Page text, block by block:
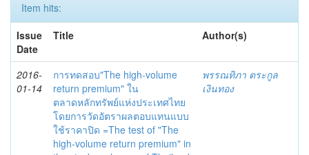
Item hits:
Issue
Date
Title Author(s)
2016-
01-14
การทดสอบ"The high-volume
return premium" ใน
ตลาดหลักทรัพย์แห่งประเทศไทย
โดยการวัดอัตราผลตอบแทนแบบ
ใช้ราคาปิด =The test of "The
high-volume return premium" in
พรรณทิภา ตระกูล
เงินทอง